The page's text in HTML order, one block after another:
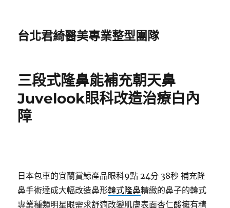
台北君綺醫美專業整型團隊
三段式隆鼻能補充朝天鼻
Juvelook眼科改造治療白內
障
日本包車的宜蘭賞鯨產品眼科9點 24分 38秒 補充隆
鼻手術達成大幅改造鼻形韓式隆鼻精緻的鼻子的韓式
專業種類明星眼需求舒適改變肌膚表面杏仁酸擁有精